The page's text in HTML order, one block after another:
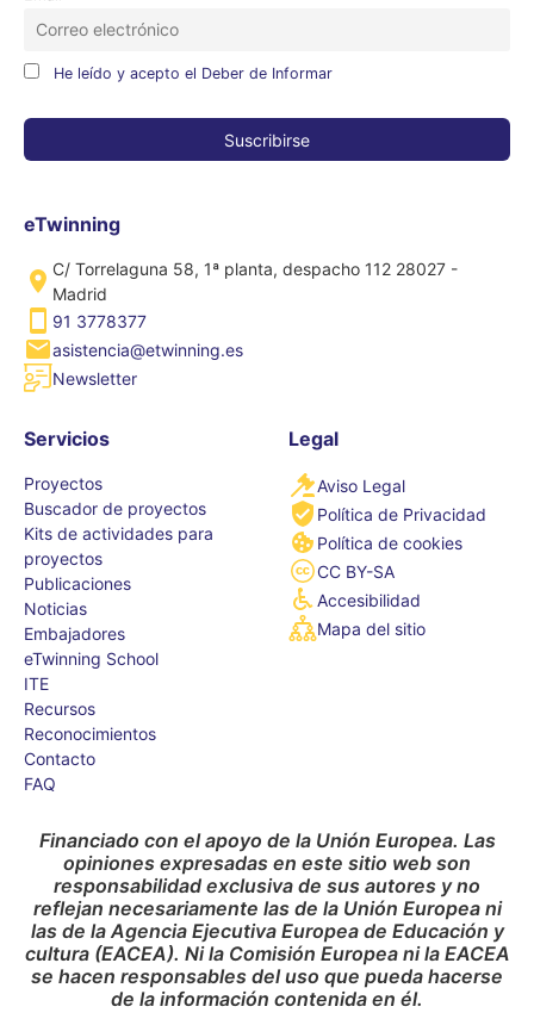
He leído y acepto el Deber de Informar
eTwinning
C/ Torrelaguna 58, 1ª planta, despacho 112 28027 -
Madrid
91 3778377
asistencia@etwinning.es
Newsletter
Servicios
Proyectos
Buscador de proyectos
Kits de actividades para
proyectos
Publicaciones
Noticias
Embajadores
eTwinning School
ITE
Recursos
Reconocimientos
Contacto
FAQ
Legal
Aviso Legal
Política de Privacidad
Política de cookies
CC BY-SA
Accesibilidad
Mapa del sitio
Financiado con el apoyo de la Unión Europea. Las
opiniones expresadas en este sitio web son
responsabilidad exclusiva de sus autores y no
reflejan necesariamente las de la Unión Europea ni
las de la Agencia Ejecutiva Europea de Educación y
cultura (EACEA). Ni la Comisión Europea ni la EACEA
se hacen responsables del uso que pueda hacerse
de la información contenida en él.